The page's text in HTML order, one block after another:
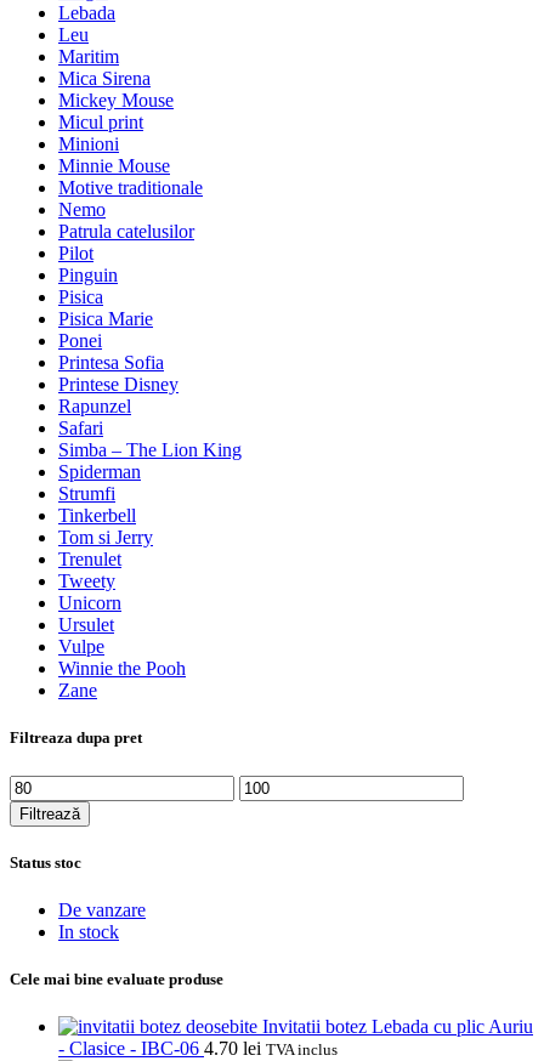
Lebada
Leu
Maritim
Mica Sirena
Mickey Mouse
Micul print
Minioni
Minnie Mouse
Motive traditionale
Nemo
Patrula catelusilor
Pilot
Pinguin
Pisica
Pisica Marie
Ponei
Printesa Sofia
Printese Disney
Rapunzel
Safari
Simba – The Lion King
Spiderman
Strumfi
Tinkerbell
Tom si Jerry
Trenulet
Tweety
Unicorn
Ursulet
Vulpe
Winnie the Pooh
Zane
Filtreaza dupa pret
Preț
minim
Preț
maxim
Filtrează
Status stoc
De vanzare
In stock
Cele mai bine evaluate produse
Invitatii botez Lebada cu plic Auriu
- Clasice - IBC-06 4.70 lei TVA inclus